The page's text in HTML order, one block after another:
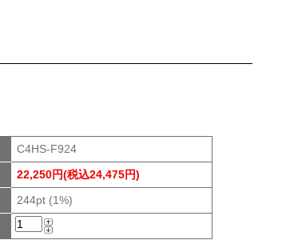
C4HS-F924
22,250円(税込24,475円)
244pt (1%)